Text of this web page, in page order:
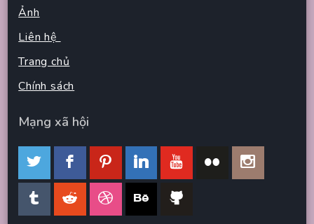
Ảnh
Liên hệ
Trang chủ
Chính sách
Mạng xã hội